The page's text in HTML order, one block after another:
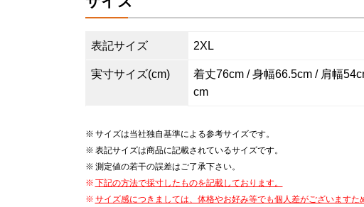
表記サイズ 2XL
実寸サイズ(cm)
着丈76cm / 身幅66.5cm / 肩幅
cm
サイズは当社独自基準による参考サイズです。
表記サイズは商品に記載されているサイズです。
測定値の若干の誤差はご了承下さい。
下記の方法で採寸したものを記載しております。
サイズ感につきましては、体格やお好み等でも個人差がございますた